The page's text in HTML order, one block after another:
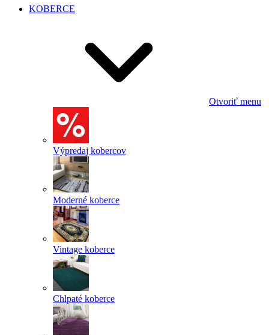
KOBERCE
Otvoriť menu
Výpredaj kobercov
Moderné koberce
Vintage koberce
Chlpaté koberce